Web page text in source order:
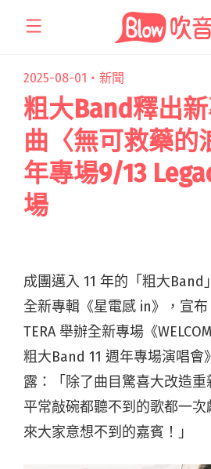
2025-08-01・ 新聞
粗大Band釋出
曲〈無可救藥的
年專場9/13
場
成團邁入 11 年的「粗大Band
全新專輯《星電感 in》，宣
TERA 舉辦全新專場《
粗大Band 11 週年專場演唱會
露：「除了曲目驚喜大改造
平常敲碗都聽不到的歌都一
來大家意想不到的嘉賓！」